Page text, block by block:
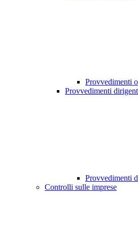
Provvedimenti
Provvedimenti
Provvedimenti
Controlli sulle imprese